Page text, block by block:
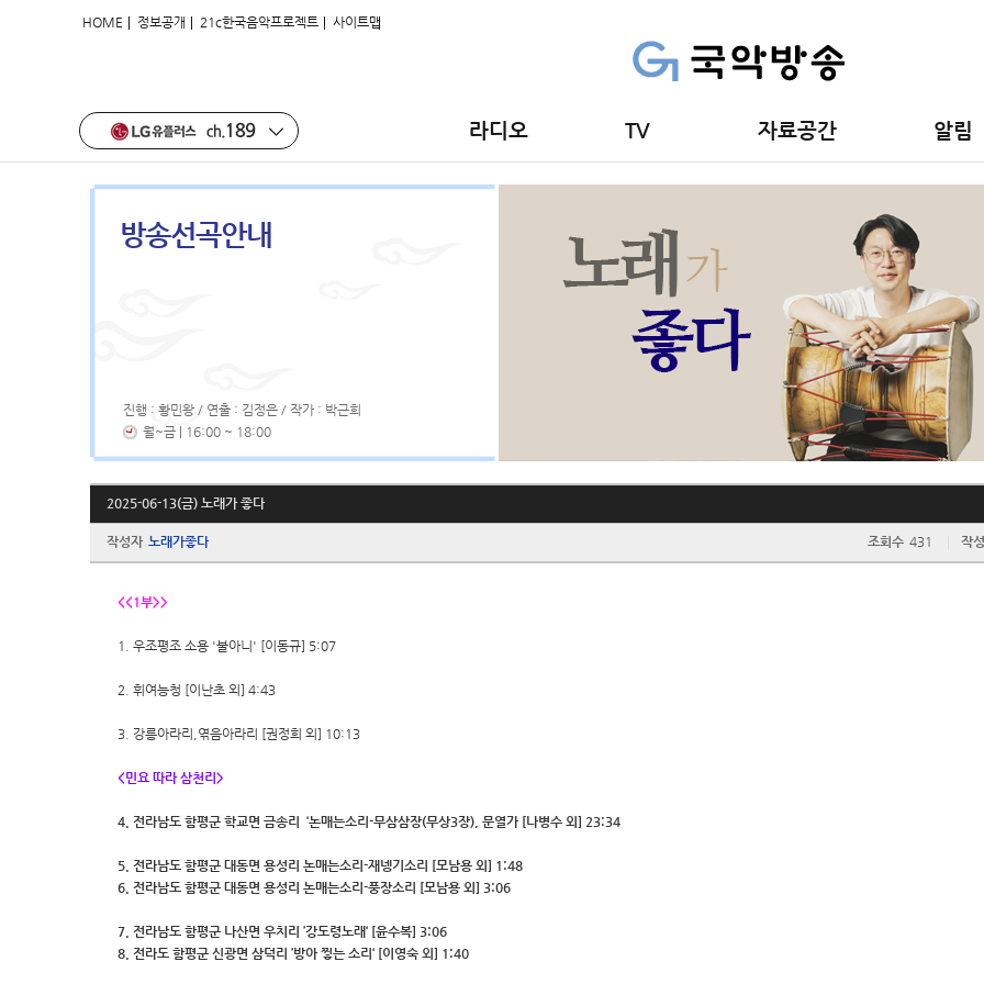
HOME | 정보공개 | 21c한국음악프로젝트 | 사이트맵
라디오 TV 자료공간 알림
방송선곡안내
진행 : 황민왕 / 연출 : 김정은 / 작가 : 박근희
월~금 | 16:00 ~ 18:00
2025-06-13(금) 노래가 좋다
작성자 노래가좋다 조회수 431 작
<<1부>>
1. 우조평조 소용 '불아니' [이동규] 5:07
2. 휘여능청 [이난초 외] 4:43
3. 강릉아라리,엮음아라리 [권정희 외] 10:13
<민요 따라 삼천리>
4. 전라남도 함평군 학교면 금송리 ‘논매는소리-무삼삼장(무상3장), 문열가 [나병수 외] 23:34
5. 전라남도 함평군 대동면 용성리 논매는소리-재넹기소리 [모남용 외] 1:48
6. 전라남도 함평군 대동면 용성리 논매는소리-풍장소리 [모남용 외] 3:06
7. 전라남도 함평군 나산면 우치리 ’강도령노래‘ [윤수복] 3:06
8. 전라도 함평군 신광면 삼덕리 ’방아 찧는 소리‘ [이영숙 외] 1:40